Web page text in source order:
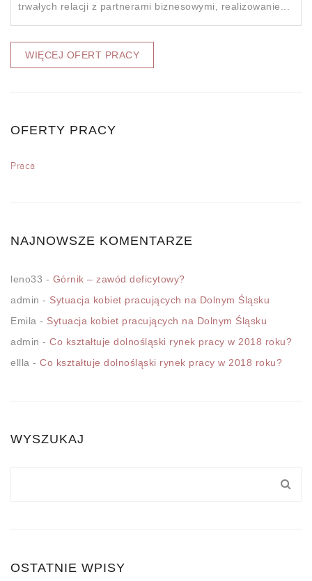
trwałych relacji z partnerami biznesowymi, realizowanie...
WIĘCEJ OFERT PRACY
OFERTY PRACY
Praca
NAJNOWSZE KOMENTARZE
leno33 - Górnik – zawód deficytowy?
admin - Sytuacja kobiet pracujących na Dolnym Śląsku
Emila - Sytuacja kobiet pracujących na Dolnym Śląsku
admin - Co kształtuje dolnośląski rynek pracy w 2018 roku?
ellla - Co kształtuje dolnośląski rynek pracy w 2018 roku?
WYSZUKAJ
OSTATNIE WPISY